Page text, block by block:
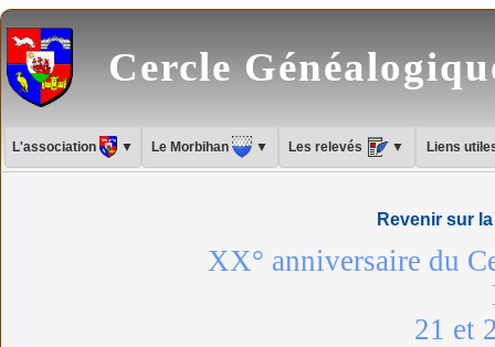
Cercle
L'association ▼ Le Morbihan ▼ Les relevés ▼ Liens
Revenir sur
XX° anniversaire du
21 et